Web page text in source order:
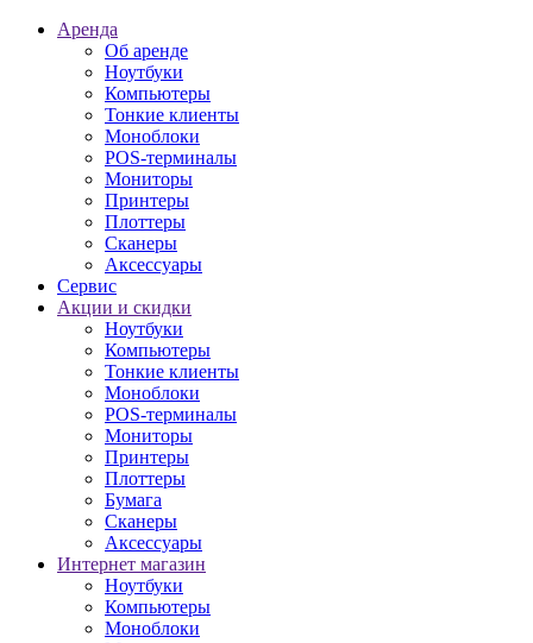
Аренда
Об аренде
Ноутбуки
Компьютеры
Тонкие клиенты
Моноблоки
POS-терминалы
Мониторы
Принтеры
Плоттеры
Сканеры
Аксессуары
Сервис
Акции и скидки
Ноутбуки
Компьютеры
Тонкие клиенты
Моноблоки
POS-терминалы
Мониторы
Принтеры
Плоттеры
Бумага
Сканеры
Аксессуары
Интернет магазин
Ноутбуки
Компьютеры
Моноблоки